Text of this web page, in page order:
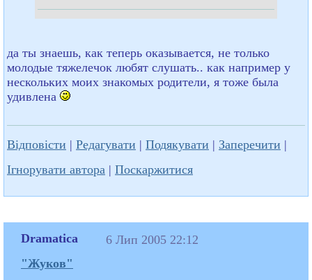
да ты знаешь, как теперь оказывается, не только
молодые тяжелечок любят слушать.. как например у
нескольких моих знакомых родители, я тоже была
удивлена
Відповісти | Редагувати | Подякувати | Заперечити |
Ігнорувати автора | Поскаржитися
Dramatica
"Жуков"
6 Лип 2005 22:12